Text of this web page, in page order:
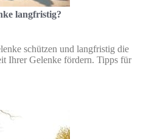
langfristig?
schützen und langfristig die
Ihrer Gelenke fördern. Tipps für